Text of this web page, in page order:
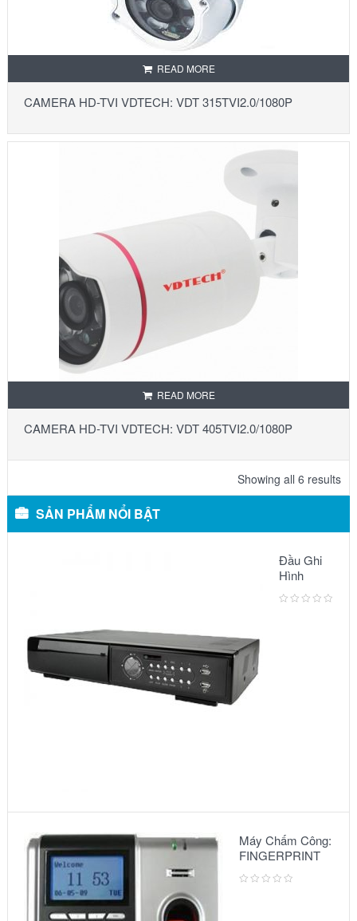
READ MORE
CAMERA HD-TVI VDTECH: VDT 315TVI2.0/1080P
READ MORE
CAMERA HD-TVI VDTECH: VDT 405TVI2.0/1080P
Showing all 6 results
SẢN PHẨM NỔI BẬT
Đầu Ghi
Hình
Camera:
MODEL
Máy Chấm Công:
FINGERPRINT
A10